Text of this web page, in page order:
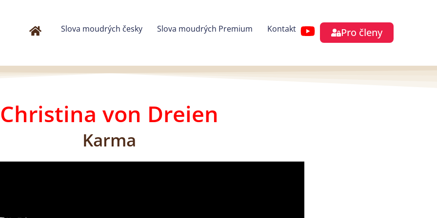
Slova moudrých česky Slova moudrých Premium Kontakt Pro členy
Christina von Dreien
Karma